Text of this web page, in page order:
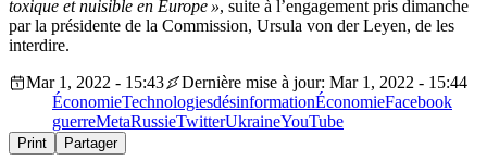
toxique et nuisible en Europe », suite à l’engagement pris dimanche
par la présidente de la Commission, Ursula von der Leyen, de les
interdire.
Mar 1, 2022 - 15:43
Dernière mise à jour: Mar 1, 2022 - 15:44
ÉconomieTechnologiesdésinformationÉconomieFacebook
guerreMetaRussieTwitterUkraineYouTube
Print Partager